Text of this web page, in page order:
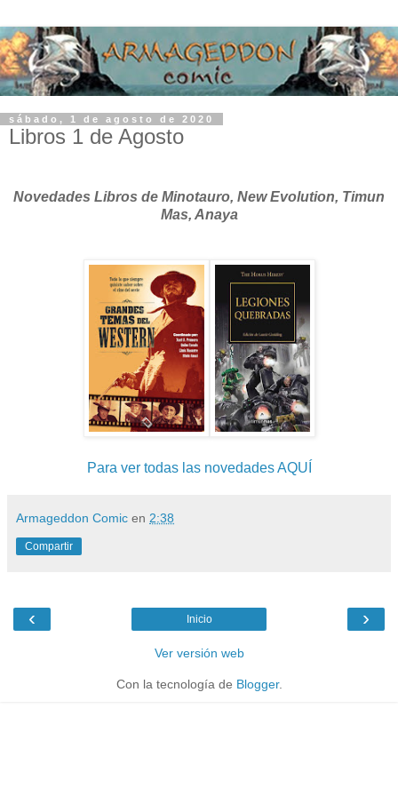
sábado, 1 de agosto de 2020
Libros 1 de Agosto
Novedades Libros de Minotauro, New Evolution, Timun
Mas, Anaya
Para ver todas las novedades AQUÍ
Armageddon Comic en 2:38
Compartir
‹ ›
Inicio
Ver versión web
Con la tecnología de Blogger.